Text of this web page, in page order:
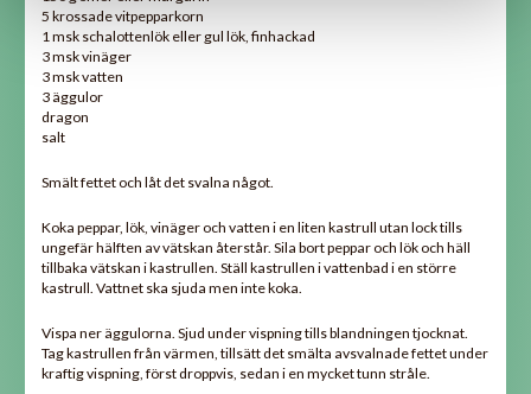
5 krossade vitpepparkorn
1 msk schalottenlök eller gul lök, finhackad
3 msk vinäger
3 msk vatten
3 äggulor
dragon
salt
Smält fettet och låt det svalna något.
Koka peppar, lök, vinäger och vatten i en liten kastrull utan lock tills
ungefär hälften av vätskan återstår. Sila bort peppar och lök och häll
tillbaka vätskan i kastrullen. Ställ kastrullen i vattenbad i en större
kastrull. Vattnet ska sjuda men inte koka.
Vispa ner äggulorna. Sjud under vispning tills blandningen tjocknat.
Tag kastrullen från värmen, tillsätt det smälta avsvalnade fettet under
kraftig vispning, först droppvis, sedan i en mycket tunn stråle.